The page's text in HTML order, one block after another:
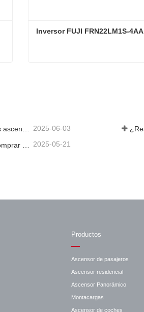
Inversor FUJI FRN22LM1S-4AA
¿Por qué el calor del verano daña los ascensores? 2025-06-03
2025-05-21
Productos
Ascensor de pasajeros
Ascensor residencial
Ascensor Panorámico
Montacargas
Ascensor de coches